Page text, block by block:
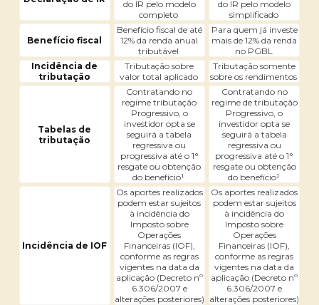
do IR pelo modelo
completo
do IR pelo modelo
simplificado
Benefício fiscal
Benefício fiscal de até
12% da renda anual
tributável
Para quem já investe
mais de 12% da renda
no PGBL
Incidência de
tributação
Tributação sobre
valor total aplicado
Tributação somente
sobre os rendimentos
Tabelas de
tributação
Contratando no
regime tributação
Progressivo, o
investidor opta se
seguirá a tabela
regressiva ou
progressiva até o 1°
resgate ou obtenção
do benefício¹
Contratando no
regime de tributação
Progressivo, o
investidor opta se
seguirá a tabela
regressiva ou
progressiva até o 1°
resgate ou obtenção
do benefício¹
Incidência de IOF
Os aportes realizados
podem estar sujeitos
à incidência do
Imposto sobre
Operações
Financeiras (IOF),
conforme as regras
vigentes na data da
aplicação (Decreto nº
6.306/2007 e
alterações posteriores)
Os aportes realizados
podem estar sujeitos
à incidência do
Imposto sobre
Operações
Financeiras (IOF),
conforme as regras
vigentes na data da
aplicação (Decreto nº
6.306/2007 e
alterações posteriores)